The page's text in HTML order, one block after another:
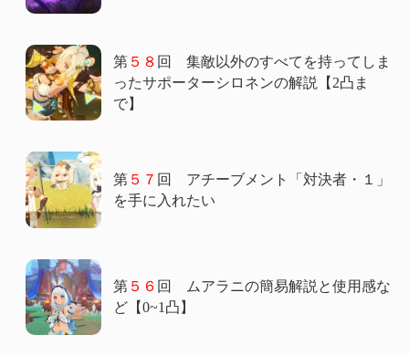
第５８ 回 集敵以外のすべてを持ってしま
ったサポーターシロネンの解説【2凸ま
で】
第５７ 回 アチーブメント「対決者・１」
を手に入れたい
第５６ 回 ムアラニの簡易解説と使用感な
ど【0~1凸】